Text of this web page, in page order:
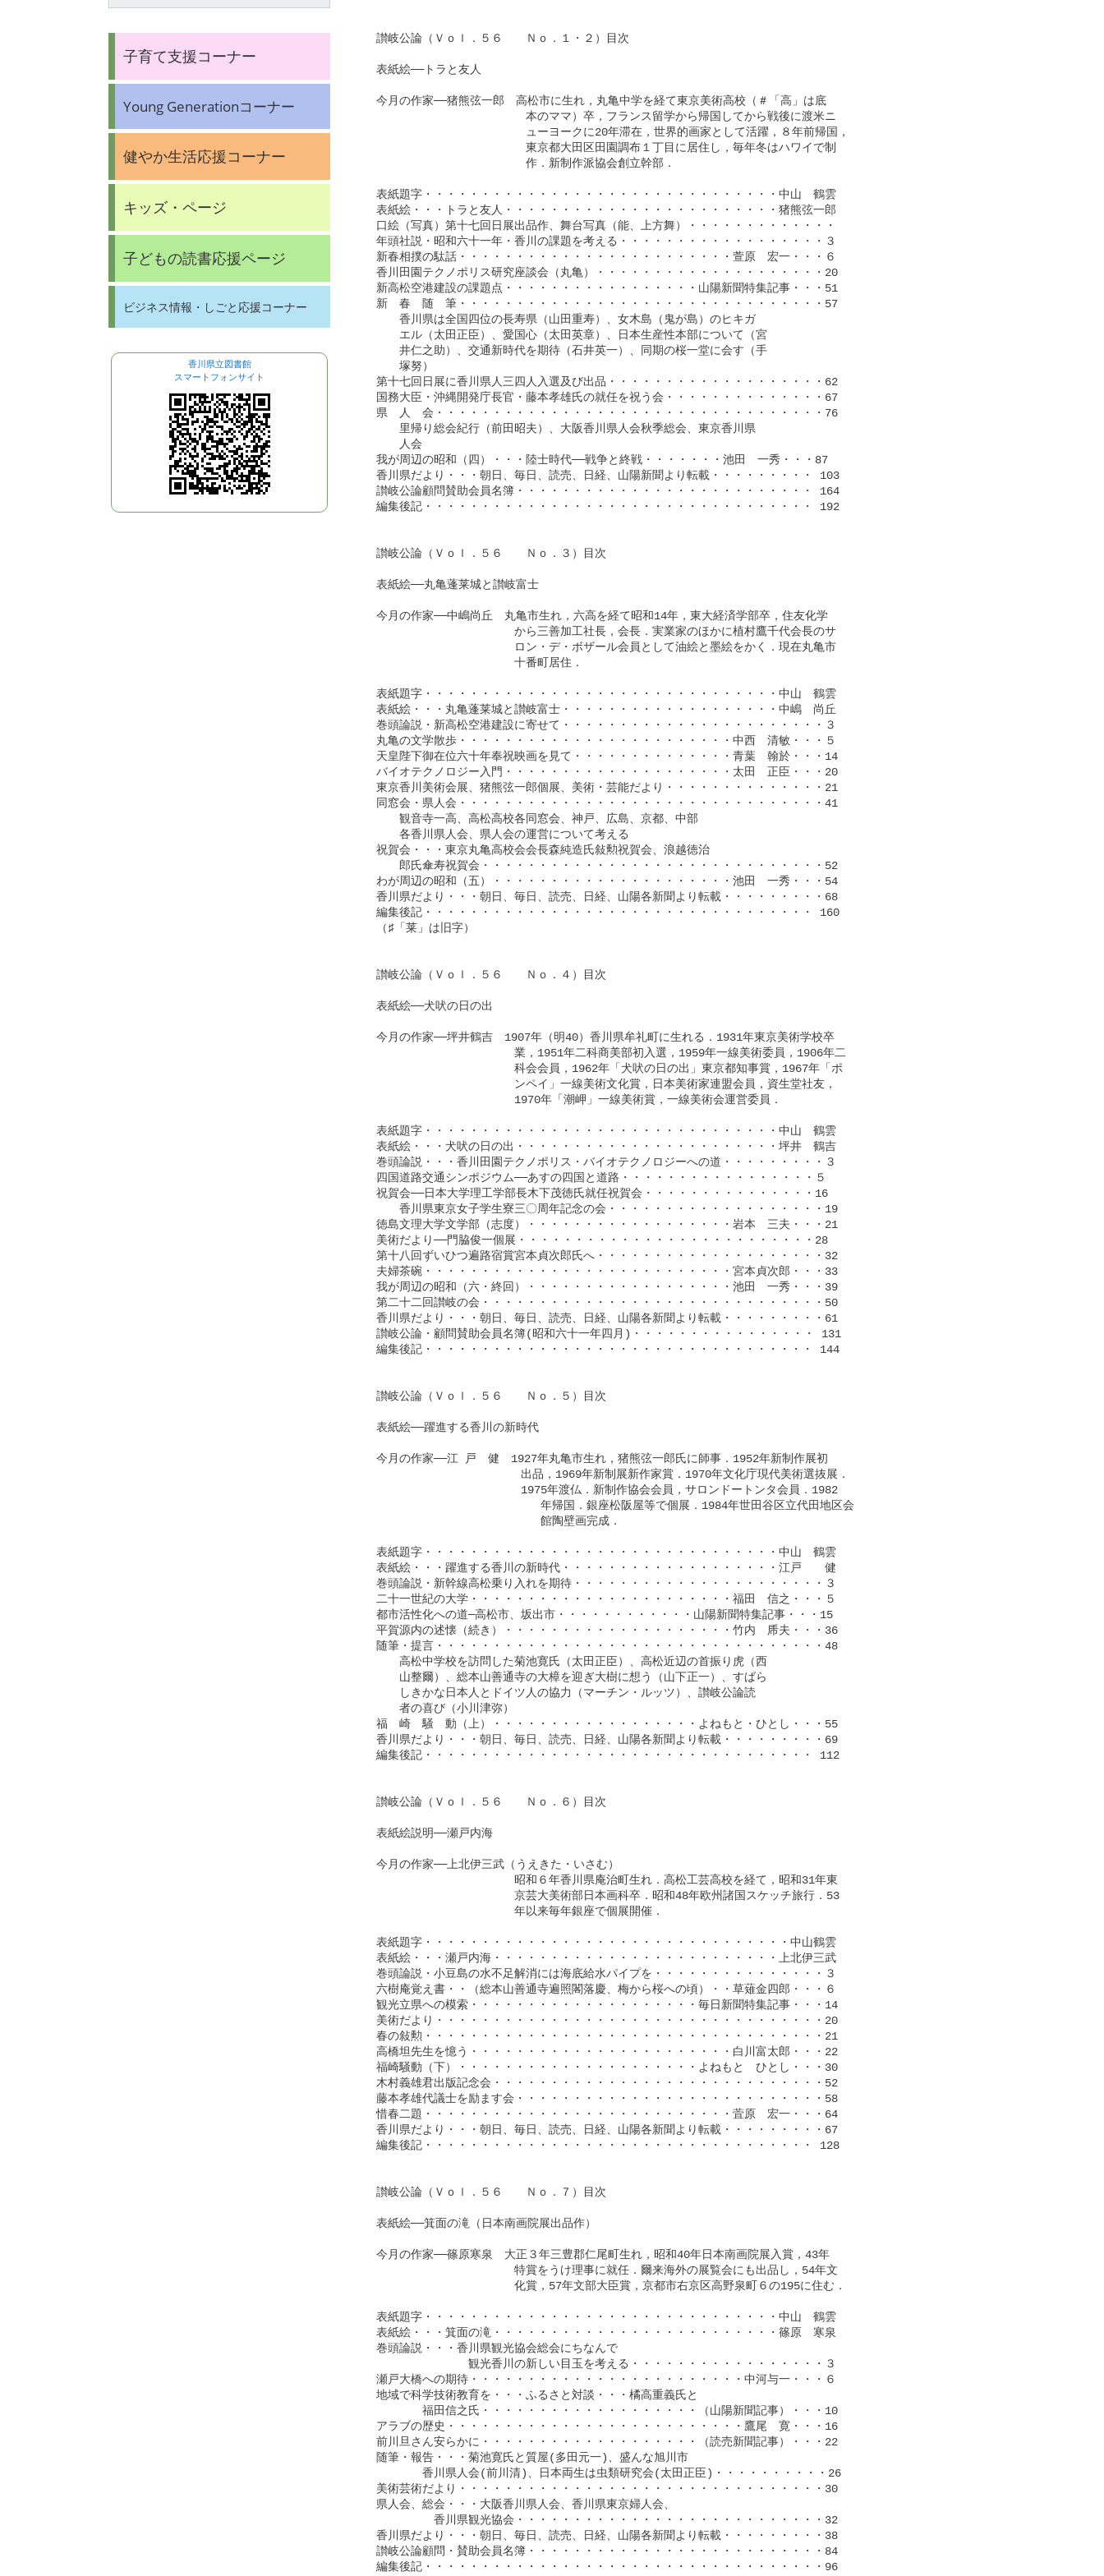
讃岐公論（Ｖｏｌ．５６　　Ｎｏ．１・２）目次
表紙絵──トラと友人
今月の作家──猪熊弦一郎　高松市に生れ，丸亀中学を経て東京美術高校（＃「高」は底
本のママ）卒，フランス留学から帰国してから戦後に渡米ニ
ューヨークに20年滞在，世界的画家として活躍，８年前帰国，
東京都大田区田園調布１丁目に居住し，毎年冬はハワイで制
作．新制作派協会創立幹部．
表紙題字・・・・・・・・・・・・・・・・・・・・・・・・・・・・・・・中山　鶴雲
表紙絵・・・トラと友人・・・・・・・・・・・・・・・・・・・・・・・・猪熊弦一郎
口絵（写真）第十七回日展出品作、舞台写真（能、上方舞）・・・・・・・・・・・・・
年頭社説・昭和六十一年・香川の課題を考える・・・・・・・・・・・・・・・・・・３
新春相撲の駄話・・・・・・・・・・・・・・・・・・・・・・・・萱原　宏一・・・６
香川田園テクノポリス研究座談会（丸亀）・・・・・・・・・・・・・・・・・・・・20
新高松空港建設の課題点・・・・・・・・・・・・・・・・・山陽新聞特集記事・・・51
新　春　随　筆・・・・・・・・・・・・・・・・・・・・・・・・・・・・・・・・57
香川県は全国四位の長寿県（山田重寿）、女木島（鬼が島）のヒキガ
エル（太田正臣）、愛国心（太田英章）、日本生産性本部について（宮
井仁之助）、交通新時代を期待（石井英一）、同期の桜一堂に会す（手
塚努）
第十七回日展に香川県人三四人入選及び出品・・・・・・・・・・・・・・・・・・・62
国務大臣・沖縄開発庁長官・藤本孝雄氏の就任を祝う会・・・・・・・・・・・・・・67
県　人　会・・・・・・・・・・・・・・・・・・・・・・・・・・・・・・・・・・76
里帰り総会紀行（前田昭夫）、大阪香川県人会秋季総会、東京香川県
人会
我が周辺の昭和（四）・・・陸士時代──戦争と終戦・・・・・・・池田　一秀・・・87
香川県だより・・・朝日、毎日、読売、日経、山陽新聞より転載・・・・・・・・・ 103
讃岐公論顧問賛助会員名簿・・・・・・・・・・・・・・・・・・・・・・・・・・ 164
編集後記・・・・・・・・・・・・・・・・・・・・・・・・・・・・・・・・・・ 192
讃岐公論（Ｖｏｌ．５６　　Ｎｏ．３）目次
表紙絵──丸亀蓬莱城と讃岐富士
今月の作家──中嶋尚丘　丸亀市生れ，六高を経て昭和14年，東大経済学部卒，住友化学
から三善加工社長，会長．実業家のほかに植村鷹千代会長のサ
ロン・デ・ボザール会員として油絵と墨絵をかく．現在丸亀市
十番町居住．
表紙題字・・・・・・・・・・・・・・・・・・・・・・・・・・・・・・・中山　鶴雲
表紙絵・・・丸亀蓬莱城と讃岐富士・・・・・・・・・・・・・・・・・・・中嶋　尚丘
巻頭論説・新高松空港建設に寄せて・・・・・・・・・・・・・・・・・・・・・・・３
丸亀の文学散歩・・・・・・・・・・・・・・・・・・・・・・・・中西　清敏・・・５
天皇陛下御在位六十年奉祝映画を見て・・・・・・・・・・・・・・青葉　翰於・・・14
バイオテクノロジー入門・・・・・・・・・・・・・・・・・・・・太田　正臣・・・20
東京香川美術会展、猪熊弦一郎個展、美術・芸能だより・・・・・・・・・・・・・・21
同窓会・県人会・・・・・・・・・・・・・・・・・・・・・・・・・・・・・・・・41
観音寺一高、高松高校各同窓会、神戸、広島、京都、中部
各香川県人会、県人会の運営について考える
祝賀会・・・東京丸亀高校会会長森純造氏敍勲祝賀会、浪越徳治
郎氏傘寿祝賀会・・・・・・・・・・・・・・・・・・・・・・・・・・・・・・52
わが周辺の昭和（五）・・・・・・・・・・・・・・・・・・・・・池田　一秀・・・54
香川県だより・・・朝日、毎日、読売、日経、山陽各新聞より転載・・・・・・・・・68
編集後記・・・・・・・・・・・・・・・・・・・・・・・・・・・・・・・・・・ 160
（♯「莱」は旧字）
讃岐公論（Ｖｏｌ．５６　　Ｎｏ．４）目次
表紙絵──犬吠の日の出
今月の作家──坪井鶴吉　1907年（明40）香川県牟礼町に生れる．1931年東京美術学校卒
業，1951年二科商美部初入選，1959年一線美術委員，1906年二
科会会員，1962年「犬吠の日の出」東京都知事賞，1967年「ポ
ンペイ」一線美術文化賞，日本美術家連盟会員，資生堂社友，
1970年「潮岬」一線美術賞，一線美術会運営委員．
表紙題字・・・・・・・・・・・・・・・・・・・・・・・・・・・・・・・中山　鶴雲
表紙絵・・・犬吠の日の出・・・・・・・・・・・・・・・・・・・・・・・坪井　鶴吉
巻頭論説・・・香川田園テクノポリス・バイオテクノロジーへの道・・・・・・・・・３
四国道路交通シンポジウム──あすの四国と道路・・・・・・・・・・・・・・・・・５
祝賀会──日本大学理工学部長木下茂徳氏就任祝賀会・・・・・・・・・・・・・・・16
香川県東京女子学生寮三〇周年記念の会・・・・・・・・・・・・・・・・・・・19
徳島文理大学文学部（志度）・・・・・・・・・・・・・・・・・・岩本　三夫・・・21
美術だより──門脇俊一個展・・・・・・・・・・・・・・・・・・・・・・・・・・28
第十八回ずいひつ遍路宿賞宮本貞次郎氏へ・・・・・・・・・・・・・・・・・・・・32
夫婦茶碗・・・・・・・・・・・・・・・・・・・・・・・・・・・宮本貞次郎・・・33
我が周辺の昭和（六・終回）・・・・・・・・・・・・・・・・・・池田　一秀・・・39
第二十二回讃岐の会・・・・・・・・・・・・・・・・・・・・・・・・・・・・・・50
香川県だより・・・朝日、毎日、読売、日経、山陽各新聞より転載・・・・・・・・・61
讃岐公論・顧問賛助会員名簿(昭和六十一年四月)・・・・・・・・・・・・・・・・ 131
編集後記・・・・・・・・・・・・・・・・・・・・・・・・・・・・・・・・・・ 144
讃岐公論（Ｖｏｌ．５６　　Ｎｏ．５）目次
表紙絵──躍進する香川の新時代
今月の作家──江 戸　健　1927年丸亀市生れ，猪熊弦一郎氏に師事．1952年新制作展初
出品，1969年新制展新作家賞．1970年文化庁現代美術選抜展．
1975年渡仏．新制作協会会員，サロンドートンタ会員．1982
                         年帰国．銀座松阪屋等で個展．1984年世田谷区立代田地区会
                         館陶壁画完成．
表紙題字・・・・・・・・・・・・・・・・・・・・・・・・・・・・・・・中山　鶴雲
表紙絵・・・躍進する香川の新時代・・・・・・・・・・・・・・・・・・・江戸　　健
巻頭論説・新幹線高松乗り入れを期待・・・・・・・・・・・・・・・・・・・・・・３
二十一世紀の大学・・・・・・・・・・・・・・・・・・・・・・・福田　信之・・・５
都市活性化への道─高松市、坂出市・・・・・・・・・・・・山陽新聞特集記事・・・15
平賀源内の述懐（続き）・・・・・・・・・・・・・・・・・・・・竹内　乕夫・・・36
随筆・提言・・・・・・・・・・・・・・・・・・・・・・・・・・・・・・・・・・48
高松中学校を訪問した菊池寛氏（太田正臣）、高松近辺の首振り虎（西
山整爾）、総本山善通寺の大樟を迎ぎ大樹に想う（山下正一）、すばら
しきかな日本人とドイツ人の協力（マーチン・ルッツ）、讃岐公論読
者の喜び（小川津弥）
福　崎　騒　動（上）・・・・・・・・・・・・・・・・・・よねもと・ひとし・・・55
香川県だより・・・朝日、毎日、読売、日経、山陽各新聞より転載・・・・・・・・・69
編集後記・・・・・・・・・・・・・・・・・・・・・・・・・・・・・・・・・・ 112
讃岐公論（Ｖｏｌ．５６　　Ｎｏ．６）目次
表紙絵説明──瀬戸内海
今月の作家──上北伊三武（うえきた・いさむ）
昭和６年香川県庵治町生れ．高松工芸高校を経て，昭和31年東
京芸大美術部日本画科卒．昭和48年欧州諸国スケッチ旅行．53
年以来毎年銀座で個展開催．
表紙題字・・・・・・・・・・・・・・・・・・・・・・・・・・・・・・・・中山鶴雲
表紙絵・・・瀬戸内海・・・・・・・・・・・・・・・・・・・・・・・・・上北伊三武
巻頭論説・小豆島の水不足解消には海底給水パイプを・・・・・・・・・・・・・・・３
六樹庵覚え書・・（総本山善通寺遍照閣落慶、梅から桜への頃）・・草薙金四郎・・・６
観光立県への模索・・・・・・・・・・・・・・・・・・・・毎日新聞特集記事・・・14
美術だより・・・・・・・・・・・・・・・・・・・・・・・・・・・・・・・・・・20
春の敍勲・・・・・・・・・・・・・・・・・・・・・・・・・・・・・・・・・・・21
高橋坦先生を憶う・・・・・・・・・・・・・・・・・・・・・・・白川富太郎・・・22
福崎騒動（下）・・・・・・・・・・・・・・・・・・・・・よねもと　ひとし・・・30
木村義雄君出版記念会・・・・・・・・・・・・・・・・・・・・・・・・・・・・・52
藤本孝雄代議士を励ます会・・・・・・・・・・・・・・・・・・・・・・・・・・・58
惜春二題・・・・・・・・・・・・・・・・・・・・・・・・・・・萓原　宏一・・・64
香川県だより・・・朝日、毎日、読売、日経、山陽各新聞より転載・・・・・・・・・67
編集後記・・・・・・・・・・・・・・・・・・・・・・・・・・・・・・・・・・ 128
讃岐公論（Ｖｏｌ．５６　　Ｎｏ．７）目次
表紙絵──箕面の滝（日本南画院展出品作）
今月の作家──篠原寒泉　大正３年三豊郡仁尾町生れ，昭和40年日本南画院展入賞，43年
特賞をうけ理事に就任．爾来海外の展覧会にも出品し，54年文
化賞，57年文部大臣賞，京都市右京区高野泉町６の195に住む．
表紙題字・・・・・・・・・・・・・・・・・・・・・・・・・・・・・・・中山　鶴雲
表紙絵・・・箕面の滝・・・・・・・・・・・・・・・・・・・・・・・・・篠原　寒泉
巻頭論説・・・香川県観光協会総会にちなんで
観光香川の新しい目玉を考える・・・・・・・・・・・・・・・・・３
瀬戸大橋への期待・・・・・・・・・・・・・・・・・・・・・・・・中河与一・・・６
地域で科学技術教育を・・・ふるさと対談・・・橘高重義氏と
福田信之氏・・・・・・・・・・・・・・・・・・・（山陽新聞記事）・・・10
アラブの歴史・・・・・・・・・・・・・・・・・・・・・・・・・・鷹尾　寛・・・16
前川旦さん安らかに・・・・・・・・・・・・・・・・・・・（読売新聞記事）・・・22
随筆・報告・・・菊池寛氏と質屋(多田元一)、盛んな旭川市
香川県人会(前川清)、日本両生は虫類研究会(太田正臣)・・・・・・・・・・26
美術芸術だより・・・・・・・・・・・・・・・・・・・・・・・・・・・・・・・・30
県人会、総会・・・大阪香川県人会、香川県東京婦人会、
香川県観光協会・・・・・・・・・・・・・・・・・・・・・・・・・・・32
香川県だより・・・朝日、毎日、読売、日経、山陽各新聞より転載・・・・・・・・・38
讃岐公論顧問・賛助会員名簿・・・・・・・・・・・・・・・・・・・・・・・・・・84
編集後記・・・・・・・・・・・・・・・・・・・・・・・・・・・・・・・・・・・96
子育て支援コーナー
Young Generationコーナー
健やか生活応援コーナー
キッズ・ページ
子どもの読書応援ページ
ビジネス情報・しごと応援コーナー
香川県立図書館
スマートフォンサイト